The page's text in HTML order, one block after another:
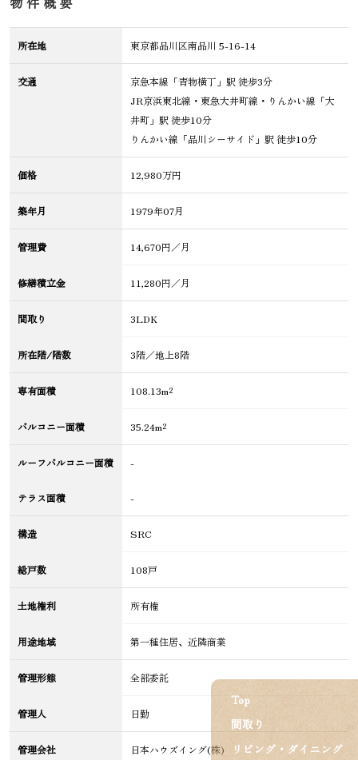
Top
間取り
リビング・ダイニング
所在地 東京都品川区南品川 5-16-14
交通
京急本線「青物横丁」駅 徒歩3分
JR京浜東北線・東急大井町線・りんかい線「大
井町」駅 徒歩10分
りんかい線「品川シーサイド」駅 徒歩10分
価格 12,980万円
築年月 1979年07月
管理費 14,670円／月
修繕積立金 11,280円／月
間取り 3LDK
所在階/階数 3階／地上8階
専有面積 108.13m²
バルコニー面積 35.24m²
ルーフバルコニー面積 -
テラス面積 -
構造 SRC
総戸数 108戸
土地権利 所有権
用途地域 第一種住居、近隣商業
管理形態 全部委託
管理人 日勤
管理会社 日本ハウズイング(株)